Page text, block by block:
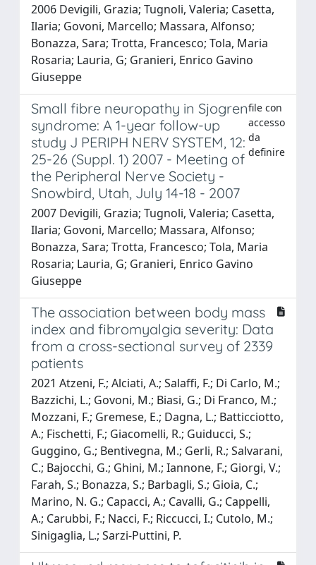
2006 Devigili, Grazia; Tugnoli, Valeria; Casetta,
Ilaria; Govoni, Marcello; Massara, Alfonso;
Bonazza, Sara; Trotta, Francesco; Tola, Maria
Rosaria; Lauria, G; Granieri, Enrico Gavino
Giuseppe
Small fibre neuropathy in Sjogren
syndrome: A 1-year follow-up
study J PERIPH NERV SYSTEM, 12:
25-26 (Suppl. 1) 2007 - Meeting of
the Peripheral Nerve Society -
Snowbird, Utah, July 14-18 - 2007
file con
accesso
da
definire
2007 Devigili, Grazia; Tugnoli, Valeria; Casetta,
Ilaria; Govoni, Marcello; Massara, Alfonso;
Bonazza, Sara; Trotta, Francesco; Tola, Maria
Rosaria; Lauria, G; Granieri, Enrico Gavino
Giuseppe
The association between body mass
index and fibromyalgia severity: Data
from a cross-sectional survey of 2339
patients
2021 Atzeni, F.; Alciati, A.; Salaffi, F.; Di Carlo, M.;
Bazzichi, L.; Govoni, M.; Biasi, G.; Di Franco, M.;
Mozzani, F.; Gremese, E.; Dagna, L.; Batticciotto,
A.; Fischetti, F.; Giacomelli, R.; Guiducci, S.;
Guggino, G.; Bentivegna, M.; Gerli, R.; Salvarani,
C.; Bajocchi, G.; Ghini, M.; Iannone, F.; Giorgi, V.;
Farah, S.; Bonazza, S.; Barbagli, S.; Gioia, C.;
Marino, N. G.; Capacci, A.; Cavalli, G.; Cappelli,
A.; Carubbi, F.; Nacci, F.; Riccucci, I.; Cutolo, M.;
Sinigaglia, L.; Sarzi-Puttini, P.